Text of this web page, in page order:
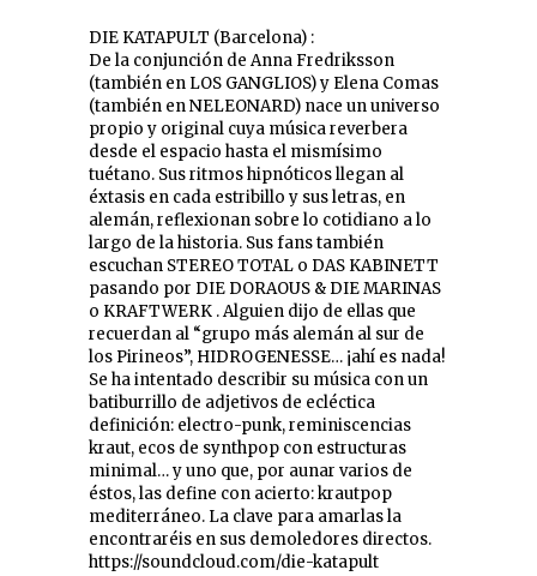
DIE KATAPULT (Barcelona) :
De la conjunción de Anna Fredriksson
(también en LOS GANGLIOS) y Elena Comas
(también en NELEONARD) nace un universo
propio y original cuya música reverbera
desde el espacio hasta el mismísimo
tuétano. Sus ritmos hipnóticos llegan al
éxtasis en cada estribillo y sus letras, en
alemán, reflexionan sobre lo cotidiano a lo
largo de la historia. Sus fans también
escuchan STEREO TOTAL o DAS KABINETT
pasando por DIE DORAOUS & DIE MARINAS
o KRAFTWERK . Alguien dijo de ellas que
recuerdan al “grupo más alemán al sur de
los Pirineos”, HIDROGENESSE… ¡ahí es nada!
Se ha intentado describir su música con un
batiburrillo de adjetivos de ecléctica
definición: electro-punk, reminiscencias
kraut, ecos de synthpop con estructuras
minimal… y uno que, por aunar varios de
éstos, las define con acierto: krautpop
mediterráneo. La clave para amarlas la
encontraréis en sus demoledores directos.
https://soundcloud.com/die-katapult